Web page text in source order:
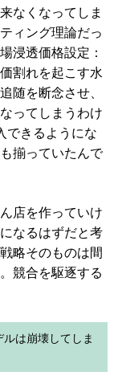
なくなってしま
ィング理論だっ
浸透価格設定：
割れを起こす水
随を断念させ、
ってしまうわけ
できるようにな
揃っていたんで
店を作っていけ
なるはずだと考
略そのものは間
競合を駆逐する
は崩壊してしま